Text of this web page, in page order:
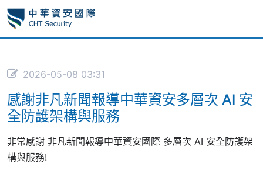
2026-05-08 03:31
感謝非凡新聞報導中華資安多層次 AI 安
全防護架構與服務
非常感謝 非凡新聞報導中華資安國際 多層次 AI 安全防護架
構與服務!